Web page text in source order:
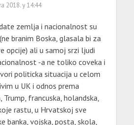
2018. у 14:44
zemlja i nacionalnost su
branim Boska, glasala bi za
opcije) ali u samoj srzi ljudi
-a ne toliko coveka i
politicka situacija u celom
u UK i odnos prema
Trump, francuska, holandska,
rastu, u Hrvatskoj sve
banka, vojska, posta, skola,